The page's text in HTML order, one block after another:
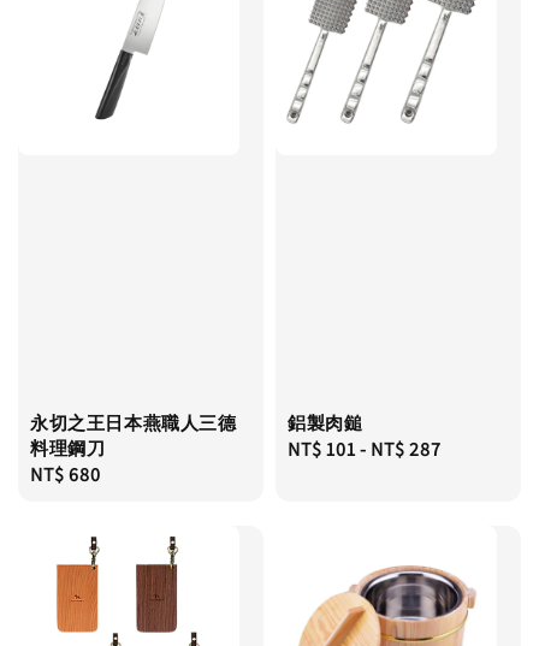
永切之王日本燕職人三德
料理鋼刀
Regular
NT$ 680
鋁製肉鎚
Regular
NT$ 101- NT$ 287